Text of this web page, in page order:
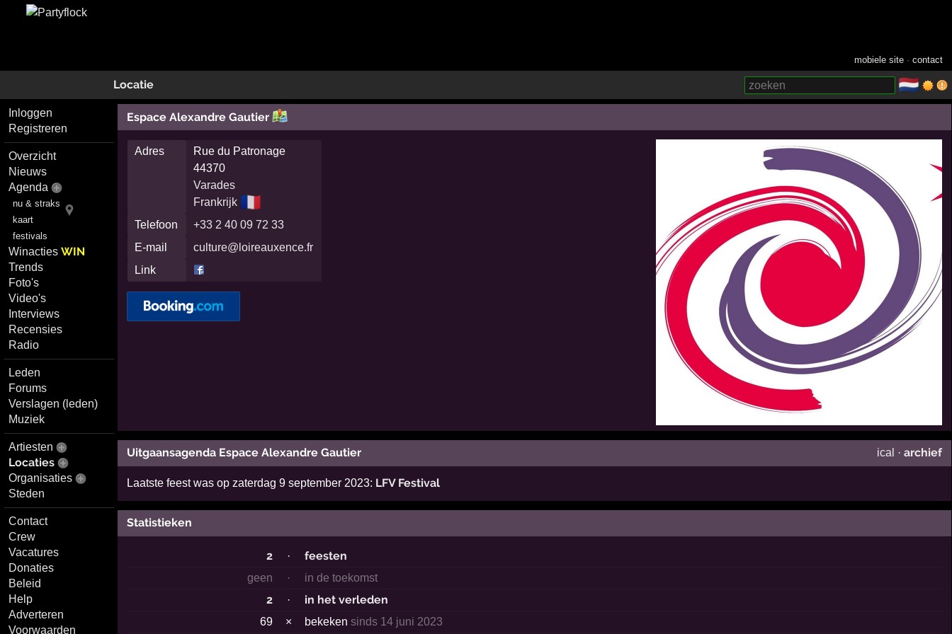
mobiele site ·contact
Locatie 🇳🇱
Inloggen
Registreren
Overzicht
Nieuws
Agenda
nu & straks
kaart
festivals
WinactiesWIN
Trends
Foto's
Video's
Interviews
Recensies
Radio
Leden
Forums
Verslagen (leden)
Muziek
Artiesten
Locaties
Organisaties
Steden
Contact
Crew
Vacatures
Donaties
Beleid
Help
Adverteren
Voorwaarden
Espace Alexandre Gautier
Adres
Rue du Patronage
44370
Varades
Frankrijk 🇫🇷
Telefoon
+33 2 40 09 72 33
E-mail
culture@loireauxence.fr
Link
Uitgaansagenda Espace Alexandre Gautier ical ·archief
Laatste feest was op zaterdag 9 september 2023: LFV Festival
Statistieken
2 · feesten
geen · in de toekomst
2 · in het verleden
69 × bekekensinds 14 juni 2023